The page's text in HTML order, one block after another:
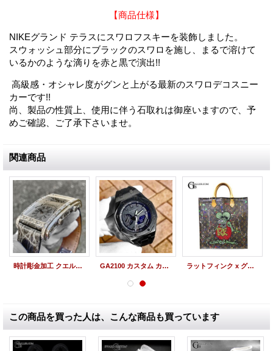
【商品仕様】
NIKEグランド テラスにスワロフスキーを装飾しました。
スウォッシュ部分にブラックのスワロを施し、まるで溶けて
いるかのような滴りを赤と黒で演出!!
高級感・オシャレ度がグンと上がる最新のスワロデコスニー
カーです!!
尚、製品の性質上、使用に伴う石取れは御座いますので、予
めご確認、ご了承下さいませ。
関連商品
時計彫金加工 クエルボ イ ソブリノス プロミネンテ デュアルタイム A1112/2 エングレービング カスタムオーダー品 GA2100 カスタム カシオーク 黒 メタルベゼル ラバーベルト 本体 カスタムパーツ G-SHOCKカスタム SET ラットフィンク x グラフィティ スワロオーダー バッグ LV
この商品を買った人は、こんな商品も買っています